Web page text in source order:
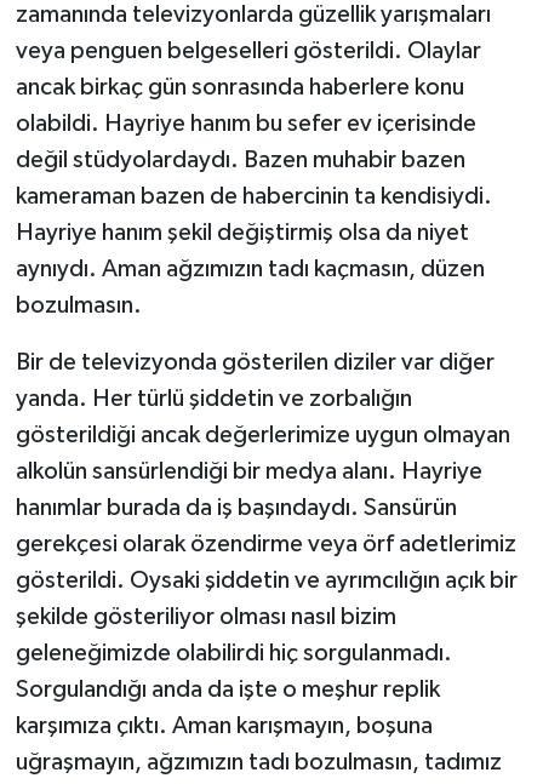
zamanında televizyonlarda güzellik yarışmaları
veya penguen belgeselleri gösterildi. Olaylar
ancak birkaç gün sonrasında haberlere konu
olabildi. Hayriye hanım bu sefer ev içerisinde
değil stüdyolardaydı. Bazen muhabir bazen
kameraman bazen de habercinin ta kendisiydi.
Hayriye hanım şekil değiştirmiş olsa da niyet
aynıydı. Aman ağzımızın tadı kaçmasın, düzen
bozulmasın.
Bir de televizyonda gösterilen diziler var diğer
yanda. Her türlü şiddetin ve zorbalığın
gösterildiği ancak değerlerimize uygun olmayan
alkolün sansürlendiği bir medya alanı. Hayriye
hanımlar burada da iş başındaydı. Sansürün
gerekçesi olarak özendirme veya örf adetlerimiz
gösterildi. Oysaki şiddetin ve ayrımcılığın açık bir
şekilde gösteriliyor olması nasıl bizim
geleneğimizde olabilirdi hiç sorgulanmadı.
Sorgulandığı anda da işte o meşhur replik
karşımıza çıktı. Aman karışmayın, boşuna
uğraşmayın, ağzımızın tadı bozulmasın, tadımız